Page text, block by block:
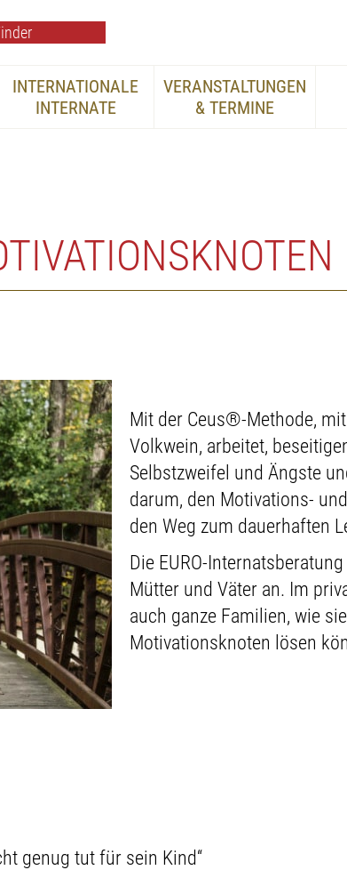
INTERNATIONALE
INTERNATE
VERANSTALTUNGEN
& TERMINE
Mit der Ceus®-Methode,
Volkwein, arbeitet,
Selbstzweifel und Ängste
darum, den Motivations-
den Weg zum dauerhaften
Die EURO-
Mütter und Väter an. Im
auch ganze Familien, wie
Motivationsknoten lösen
genug tut für sein Kind“